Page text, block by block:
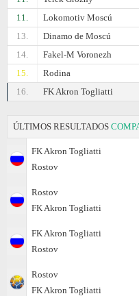
11.
Lokomotiv Moscú
13.
Dinamo de Moscú
14.
Fakel-M Voronezh
15.
Rodina
16.
FK Akron Togliatti
ÚLTIMOS RESULTADOS
FK Akron Togliatti
Rostov
Rostov
FK Akron Togliatti
FK Akron Togliatti
Rostov
Rostov
FK Akron Togliatti